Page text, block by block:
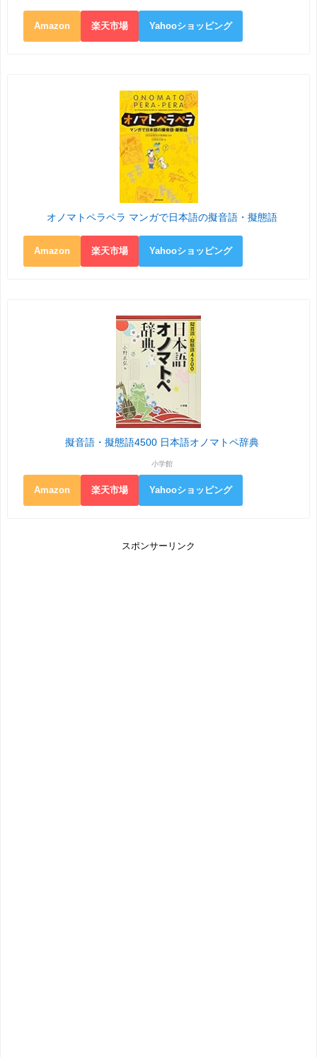
Amazon 楽天市場 Yahooショッピング
オノマトペラペラ マンガで日本語の擬音語・擬態語
Amazon 楽天市場 Yahooショッピング
擬音語・擬態語4500 日本語オノマトペ辞典
小学館
Amazon 楽天市場 Yahooショッピング
スポンサーリンク